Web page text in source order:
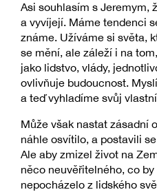
Asi souhlasím s Jeremym,
a vyvíjejí. Máme tendenci
známe. Užíváme si světa,
se mění, ale záleží i na
jako lidstvo, vlády,
ovlivňuje budoucnost.
a teď vyhladíme svůj
Může však nastat zásadní
náhle osvítilo, a postavili
Ale aby zmizel život na
něco neuvěřitelného, co
nepocházelo z lidského